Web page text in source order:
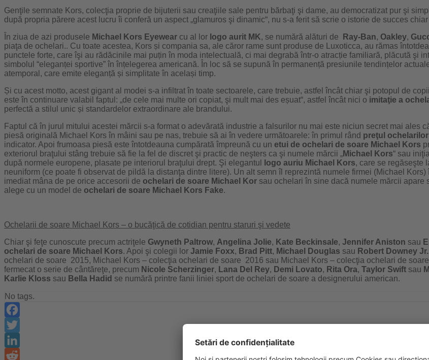
Genţile semnate Kors, colecţia proprie de bijuterii sau creaţiile sale pentru bărbaţi şi dame, au democratizat pur şi
după propria părere acest lucru îi conferă un aspect „glamuros şi dinamic“, nu s-a ferit să scrie o istorie de succes
În ziua de azi produsele Michael Kors Eyewear cu al lor logo aurit MK, se numără alături de Ray-Ban, Oakley,
piaţa de ochelari.. Cu toate acestea, Kors și compania sa, ale căror rame sunt produse de Luxoticca, au rămas
punctele forte, care îşi au rădăcinile mai puțin în moda intelectuală, ci mai degrabă într-o atracție familiară, plăcută şi
simbolul “eleganței sportive” în înțelegerea americană. În loc să se supună în permanență presiunile tendințelor
atemporal, care emite eleganță și simplitate în același timp.
Și cu acest motto, acest gigant al modei s-a infiltrat în toate sectoarele, care trebuie, astfel încât chiar şi potopul de
este în continuare valabil faptul: „de cele mai multe ori copiat, şi mult mai des eșuat“, astfel încât nici o imitaţie a
perfectă a stilul unic și standardelor extraordinare ale brandului.
Faptul că în jurul mitului acestei mărcii s-a format o adevărată industrie a falsurilor nu mai este niciun secret mai ales
piesă originală Michael Kors în mâini sau pe nas, trebuie să ai în vedere următoarele: în primul rând preţul
indicator. Apoi frumoasa piesă este întotdeauna cumpărată împreună cu un etui de ochelari de soare Michael Kors
exteriorul braţului stâng trebuie să fie la fel de discret şi practic de neşters ca şi numele mărcii „Michael Kors“ sau
după normele europene, plasate pe interiorul braţului drept. Şi elegantul
logo auriu Michael Kors, care se regăseşte
neuniform (ce poate fi observat de pildă la distanţa dintre litere). Un alt semn îl reprezintă numele firmei (Michael
imediat mâna de pe orice accesorii de ochelari de soare Michael Kor sau ochelari în sine dacă numele mărcii apare
alege cu un model de ochelari de soare Michael Kors Fake.
Ochelarii de soare Michael Kors – o bucăţică de cotidian pentru staruri şi vedete
Chiar şi feţe cunoscute precum actriţele Gwyneth Paltrow, Angelina Jolie, Kate Beckinsale, Jennifer Aniston sau
ochelari de soare Michael Kors. Apoi şi colegii lor Jamie Foxx, Brad Pitt, Michael Douglas sau Robert Downey Jr.
ochelari de soare 2015, Michael Kors – colecţia ochelari de soare 2016 sau Michael Kors – colecţia ochelari de
fermecat o serie de cântăreţe, precum Nicole Scherzinger, Lana Del Rey, Demi Lovato, Rita Ora, Taylor Swift sau
Karlie Kloss sau Bella Hadid se numără printre fanii liniei sport de ochelari de soare a designerului american.
No tags.
Facebook
Twitter
LinkedIn